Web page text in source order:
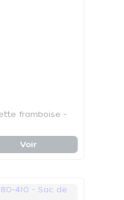
framboise -
Voir